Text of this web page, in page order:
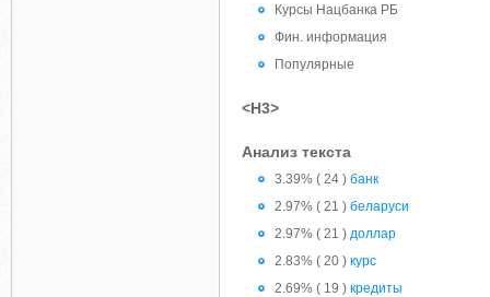
Курсы Нацбанка РБ
Фин. информация
Популярные
<H3>
Анализ текста
3.39% ( 24 ) банк
2.97% ( 21 ) беларуси
2.97% ( 21 ) доллар
2.83% ( 20 ) курс
2.69% ( 19 ) кредиты